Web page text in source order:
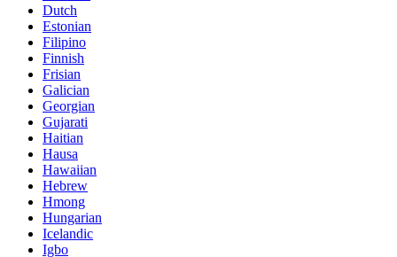
Dutch
Estonian
Filipino
Finnish
Frisian
Galician
Georgian
Gujarati
Haitian
Hausa
Hawaiian
Hebrew
Hmong
Hungarian
Icelandic
Igbo